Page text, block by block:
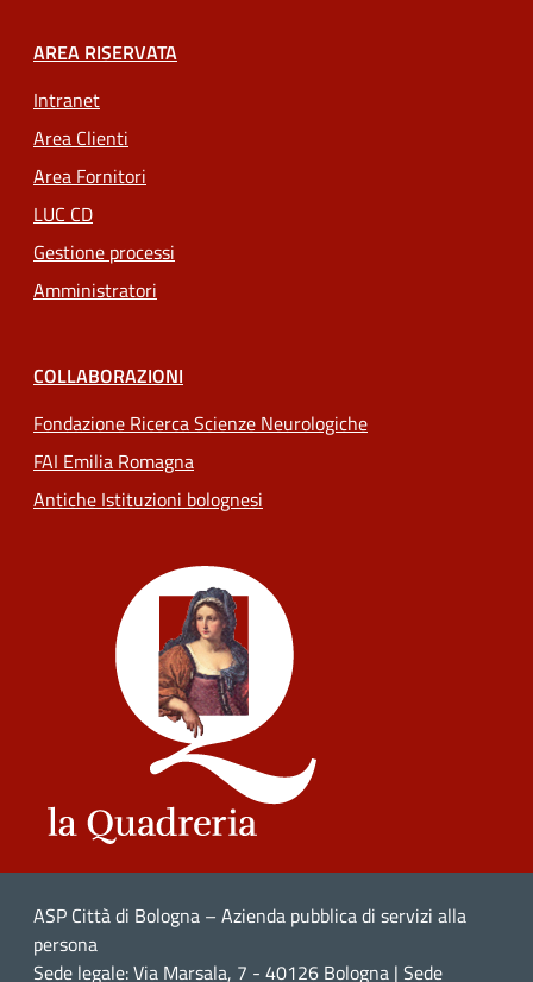
AREA RISERVATA
Intranet
Area Clienti
Area Fornitori
LUC CD
Gestione processi
Amministratori
COLLABORAZIONI
Fondazione Ricerca Scienze Neurologiche
FAI Emilia Romagna
Antiche Istituzioni bolognesi
ASP Città di Bologna – Azienda pubblica di servizi alla
persona
Sede legale: Via Marsala, 7 - 40126 Bologna | Sede